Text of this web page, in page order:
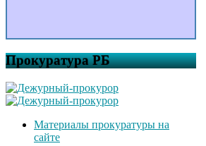
Прокуратура РБ
Материалы прокуратуры на
сайте